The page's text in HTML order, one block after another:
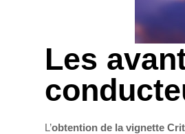
Les
L’obtention de la vignette